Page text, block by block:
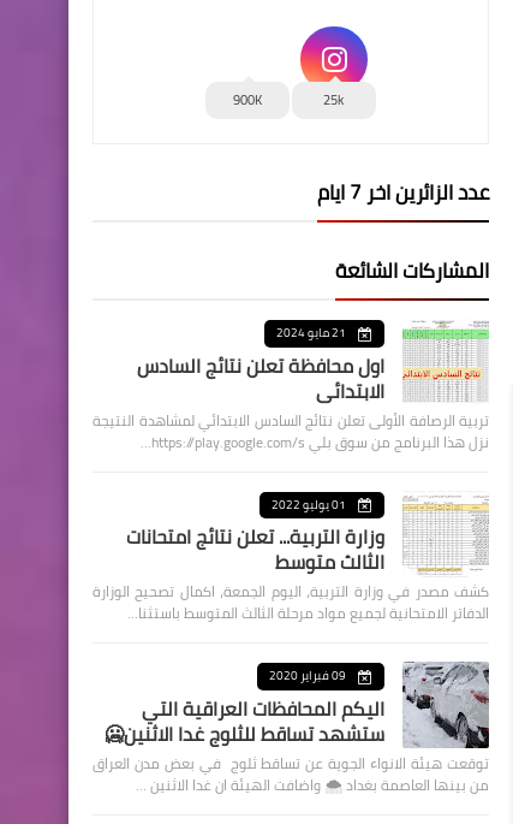
25k
900K
عدد الزائرين اخر 7 ايام
المشاركات الشائعة
21 مايو 2024
اول محافظة تعلن نتائج السادس
الابتدائي
تربية الرصافة الأولى تعلن نتائج السادس الابتدائي لمشاهدة النتيجة
نزل هذا البرنامج من سوق بلي https://play.google.com/s…
01 يوليو 2022
وزارة التربية... تعلن نتائج امتحانات
الثالث متوسط
كشف مصدر في وزارة التربية، اليوم الجمعة، اكمال تصحيح الوزارة
الدفاتر الامتحانية لجميع مواد مرحلة الثالث المتوسط باستثنا…
09 فبراير 2020
اليكم المحافظات العراقية التي
ستشهد تساقط للثلوج غدا الاثنين🥶
توقعت هيئة الانواء الجوية عن تساقط ثلوج في بعض مدن العراق
من بينها العاصمة بغداد ⁦🌨️⁩ واضافت الهيئة ان غدا الاثنين …